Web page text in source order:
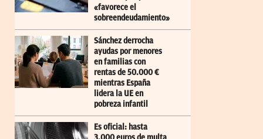
«favorece el
sobreendeudamiento»
Sánchez derrocha
ayudas por menores
en familias con
rentas de 50.000 €
mientras España
lidera la UE en
pobreza infantil
Es oficial: hasta